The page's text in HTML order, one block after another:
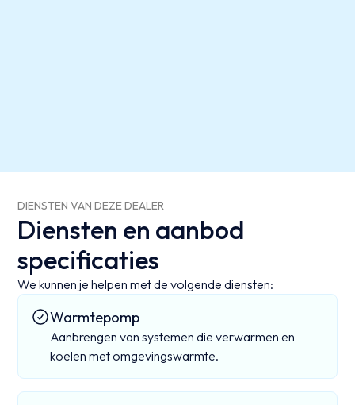
DIENSTEN VAN DEZE DEALER
Diensten en aanbod
specificaties
We kunnen je helpen met de volgende diensten:
Warmtepomp
Aanbrengen van systemen die verwarmen en
koelen met omgevingswarmte.